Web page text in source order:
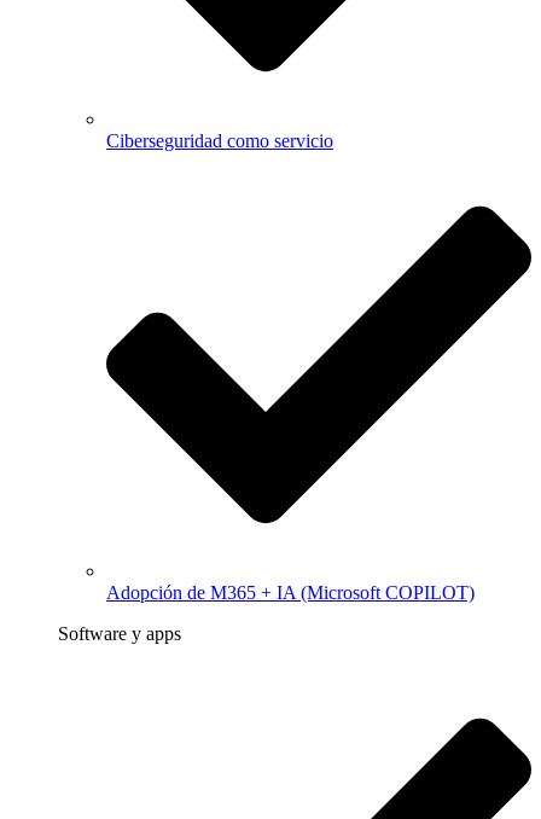
Ciberseguridad como servicio
Adopción de M365 + IA (Microsoft COPILOT)
Software y apps